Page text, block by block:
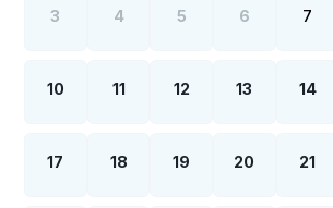
3 4 5 6 7
10 11 12 13 14
17 18 19 20 21